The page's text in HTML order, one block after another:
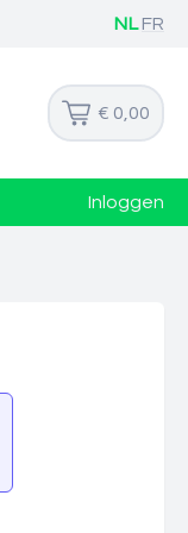
NL FR
€ 0,00
Inloggen